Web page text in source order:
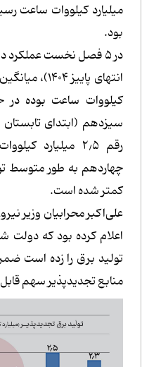
بود.
رقم ۲٫۵
کمتر شده است.
علی‌اکبر محرابیان وزیر
اعلام کرده بود که دولت
تولید برق را زده است
منابع تجدیدپذیر سهم